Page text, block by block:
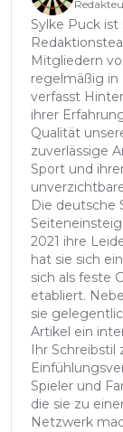
Sylke Puck ist
Mitgliedern
regelmäßig in
verfasst
ihrer
Qualität
zuverlässige
Sport und
Die deutsche
2021 ihre
hat sie sich
sich als feste
etabliert.
sie
Artikel ein
Ihr Schreibstil
Spieler und
die sie zu
Netzwerk